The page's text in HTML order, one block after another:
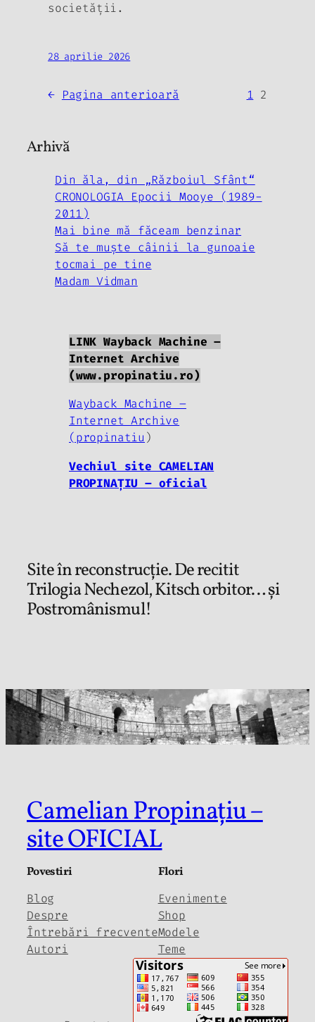
societăţii.
28 aprilie 2026
← Pagina anterioară 1 2
Arhivă
Din ăla, din „Războiul Sfânt“
CRONOLOGIA Epocii Mooye (1989-
2011)
Mai bine mă făceam benzinar
Să te muşte câinii la gunoaie
tocmai pe tine
Madam Vidman
LINK Wayback Machine –
Internet Archive
(www.propinatiu.ro)
Wayback Machine –
Internet Archive
(propinatiu )
Vechiul site CAMELIAN
PROPINAȚIU – oficial
Site în reconstrucție. De recitit
Trilogia Nechezol, Kitsch orbitor… și
Postromânismul!
Camelian Propinațiu –
site OFICIAL
Povestiri
Blog
Despre
Întrebări frecvente
Autori
Flori
Evenimente
Shop
Modele
Teme